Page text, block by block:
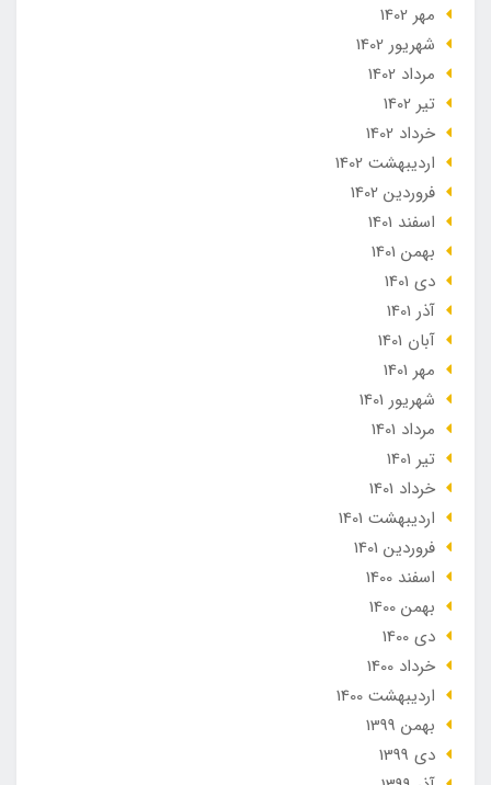
مهر 1402
شهریور 1402
مرداد 1402
تير 1402
خرداد 1402
ارديبهشت 1402
فروردین 1402
اسفند 1401
بهمن 1401
دی 1401
آذر 1401
آبان 1401
مهر 1401
شهریور 1401
مرداد 1401
تير 1401
خرداد 1401
ارديبهشت 1401
فروردین 1401
اسفند 1400
بهمن 1400
دی 1400
خرداد 1400
ارديبهشت 1400
بهمن 1399
دی 1399